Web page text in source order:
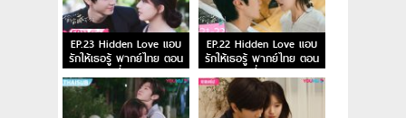
EP.23 Hidden Love แอบ
รักให้เธอรู้ พากย์ไทย ตอน
ที่ 23
EP.22 Hidden Love แอบ
รักให้เธอรู้ พากย์ไทย ตอน
ที่ 22